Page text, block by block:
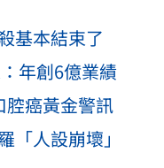
基本結束了
年創6億業績
癌黃金警訊
人設崩壞」